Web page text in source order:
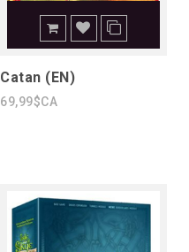
Catan (EN)
69,99$CA